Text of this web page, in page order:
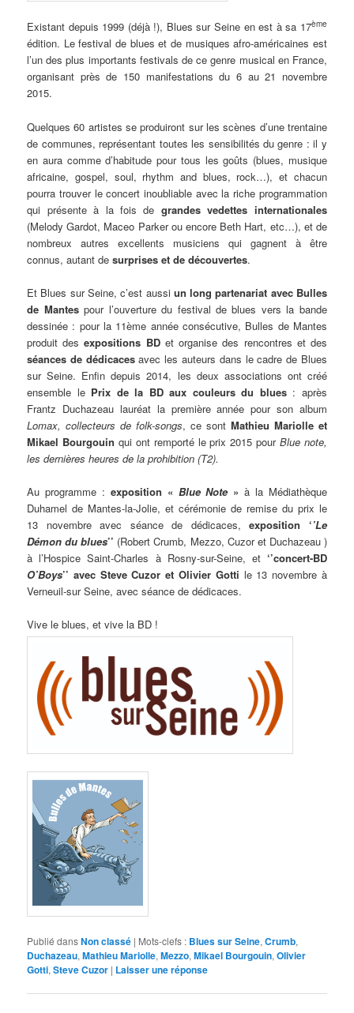
Existant depuis 1999 (déjà !), Blues sur Seine en est à sa 17ème
édition. Le festival de blues et de musiques afro-américaines est
l’un des plus importants festivals de ce genre musical en France,
organisant près de 150 manifestations du 6 au 21 novembre
2015.
Quelques 60 artistes se produiront sur les scènes d’une trentaine
de communes, représentant toutes les sensibilités du genre : il y
en aura comme d’habitude pour tous les goûts (blues, musique
africaine, gospel, soul, rhythm and blues, rock…), et chacun
pourra trouver le concert inoubliable avec la riche programmation
qui présente à la fois de grandes vedettes internationales
(Melody Gardot, Maceo Parker ou encore Beth Hart, etc…), et de
nombreux autres excellents musiciens qui gagnent à être
connus, autant desurprises et de découvertes.
Et Blues sur Seine, c’est aussi un long partenariat avec Bulles
de Mantespour l’ouverture du festival de blues vers la bande
dessinée : pour la 11ème année consécutive, Bulles de Mantes
produit desexpositions BDet organise des rencontres et des
séances de dédicacesavec les auteurs dans le cadre de Blues
sur Seine. Enfin depuis 2014, les deux associations ont créé
ensemble le Prix de la BD aux couleurs du blues: après
Frantz Duchazeau lauréat la première année pour son album
Lomax, collecteurs de folk-songs, ce sont Mathieu Mariolle et
Mikael Bourgouin qui ont remporté le prix 2015 pourBlue note,
les dernières heures de la prohibition (T2).
Au programme : exposition « Blue Note » à la Médiathèque
Duhamel de Mantes-la-Jolie, et cérémonie de remise du prix le
13 novembre avec séance de dédicaces,exposition ‘’Le
Démon du blues’’ (Robert Crumb, Mezzo, Cuzor et Duchazeau )
à l’Hospice Saint-Charles à Rosny-sur-Seine, et ‘’concert-BD
O’Boys’’ avec Steve Cuzor et Olivier Gotti le 13 novembre à
Verneuil-sur Seine, avec séance de dédicaces.
Vive le blues, et vive la BD !
Publié dansNon classé | Mots-clefs : Blues sur Seine,Crumb,
Duchazeau,Mathieu Mariolle,Mezzo,Mikael Bourgouin,Olivier
Gotti,Steve Cuzor | Laisser une réponse